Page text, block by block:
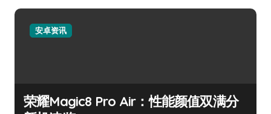
安卓资讯
荣耀Magic8 Pro Air：性能颜值双满分